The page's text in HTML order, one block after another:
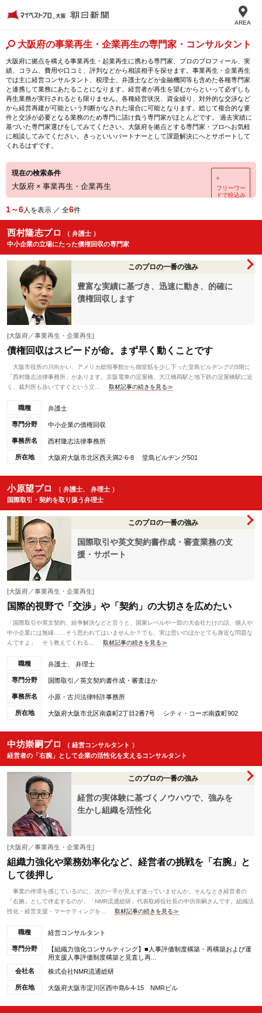
AREA
大阪府の事業再生・企業再生の専門家・コンサルタント
大阪府に拠点を構える事業再生・起業再生に携わる専門家、プロのプロフィール、実
績、コラム、費用や口コミ、評判などから相談相手を探せます。事業再生・企業再生
では主に経営コンサルタント、税理士、弁護士などが金融機関等も含めた各種専門家
と連携して業務にあたることになります。経営者が再生を望むからといって必ずしも
再生業務が実行されるとも限りません。各種経営状況、資金繰り、対外的な交渉など
から経営再建が可能という判断がなされた場合に可能となります。総じて複合的な要
件と交渉が必要となる業務のため専門に請け負う専門家がほとんどです。 過去実績に
基づいた専門家選びをしてみてください。大阪府を拠点とする専門家・プロへお気軽
に相談してみてください。きっといいパートナーとして課題解決にへとサポートして
くれるはずです。
現在の検索条件
大阪府 × 事業再生・企業再生
＋
フリーワー
ドで絞込み
1～6人を表示 ／ 全6件
西村隆志プロ
（ 弁護士 ）
中小企業の立場にたった債権回収の専門家
このプロの一番の強み
豊富な実績に基づき、迅速に動き、的確に
債権回収します
[大阪府／事業再生・企業再生]
債権回収はスピードが命。まず早く動くことです
大阪市役所の川向かい、アメリカ総領事館から御堂筋を少し下った堂島ビルヂングの5階に
「西村隆志法律事務所」があります。京阪電車の淀屋橋、大江橋両駅と地下鉄の淀屋橋駅に近
く、裁判所も歩いてすぐという立...
取材記事の続きを見る≫
職種 弁護士
専門分野 中小企業の債権回収
事務所名 西村隆志法律事務所
所在地 大阪府大阪市北区西天満2-6-8 堂島ビルヂング501
小原望プロ
（ 弁護士、 弁理士 ）
国際取引・契約を取り扱う弁理士
このプロの一番の強み
国際取引や英文契約書作成・審査業務の支
援・サポート
[大阪府／事業再生・企業再生]
国際的視野で「交渉」や「契約」の大切さを広めたい
「国際取引や英文契約、紛争解決などと言うと、国家レベルや一部の大会社だけの話、個人や
中小企業には無縁……そう思われてはいませんか？でも、実は思いのほかとても身近な問題な
んですよ」 そう教えてくれる...
取材記事の続きを見る≫
職種 弁護士、 弁理士
専門分野 国際取引／英文契約書作成・審査ほか
事務所名 小原・古川法律特許事務所
所在地 大阪府大阪市北区南森町2丁目2番7号 シティ・コーポ南森町902
中坊崇嗣プロ
（ 経営コンサルタント ）
経営者の「右腕」として企業の活性化を支えるコンサルタント
このプロの一番の強み
経営の実体験に基づくノウハウで、強みを
生かし組織を活性化
[大阪府／事業再生・企業再生]
組織力強化や業務効率化など、経営者の挑戦を「右腕」と
して後押し
事業の停滞を感じているのに、次の一手が見えず迷っていませんか。そんなとき経営者の
「右腕」として伴走するのが、「NMR流通総研」代表取締役社長の中坊崇嗣さんです。組織活
性化・経営支援・マーケティングを...
取材記事の続きを見る≫
職種 経営コンサルタント
専門分野
【組織力強化コンサルティング】■人事評価制度構築・再構築および運
用支援人事評価制度構築と見直し再...
会社名
株式会社NMR流通総研
所在地 大阪府大阪市淀川区西中島6-4-15 NMRビル